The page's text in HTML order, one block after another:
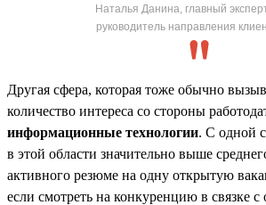
Наталья Данина, главный
руководитель направления
Другая сфера, которая тоже обычно
количество интереса со стороны
информационные технологии. С одной
в этой области значительно выше
активного резюме на одну открытую
если смотреть на конкуренцию в связке